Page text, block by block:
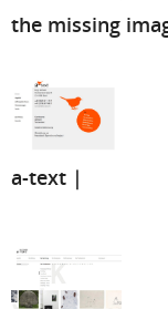
the missing
a-text |